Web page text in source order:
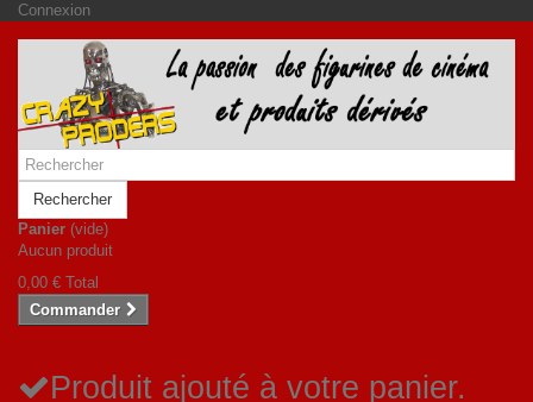
Connexion
Rechercher
Panier (vide)
Aucun produit
0,00 € Total
Commander
Produit ajouté à votre panier.